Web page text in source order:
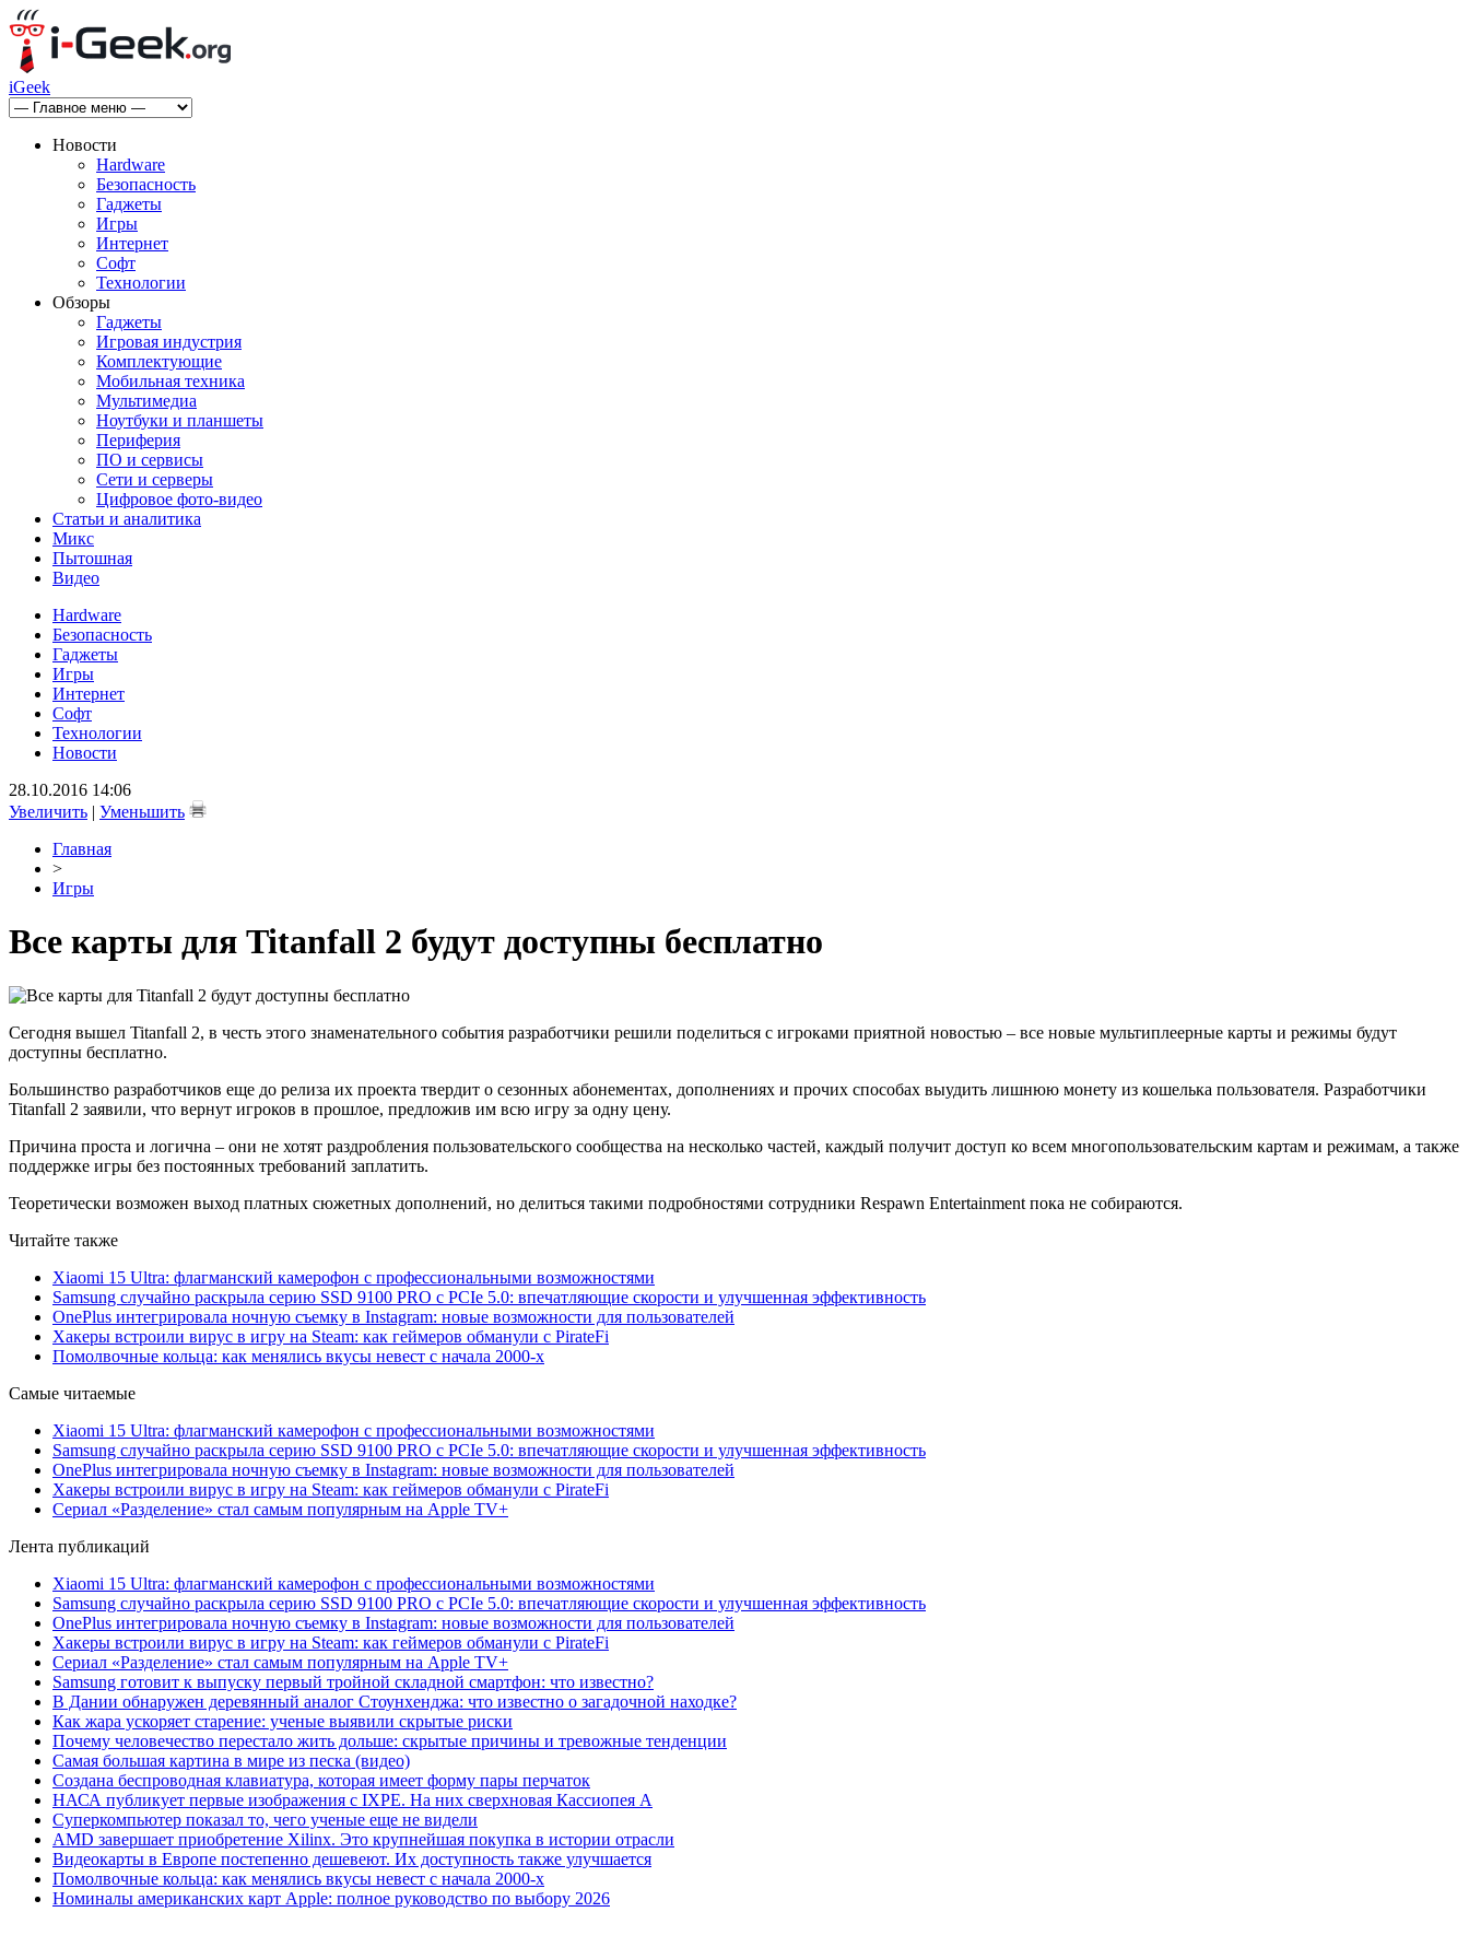
iGeek
Новости
Hardware
Безопасность
Гаджеты
Игры
Интернет
Софт
Технологии
Обзоры
Гаджеты
Игровая индустрия
Комплектующие
Мобильная техника
Мультимедиа
Ноутбуки и планшеты
Периферия
ПО и сервисы
Сети и серверы
Цифровое фото-видео
Статьи и аналитика
Микс
Пытошная
Видео
Hardware
Безопасность
Гаджеты
Игры
Интернет
Софт
Технологии
Новости
28.10.2016 14:06
Увеличить | Уменьшить
Главная
>
Игры
Все карты для Titanfall 2 будут доступны бесплатно
Сегодня вышел Titanfall 2, в честь этого знаменательного события разработчики решили поделиться с игроками приятной новостью – все новые мультиплеерные карты и режимы будут
доступны бесплатно.
Большинство разработчиков еще до релиза их проекта твердит о сезонных абонементах, дополнениях и прочих способах выудить лишнюю монету из кошелька пользователя. Разработчики
Titanfall 2 заявили, что вернут игроков в прошлое, предложив им всю игру за одну цену.
Причина проста и логична – они не хотят раздробления пользовательского сообщества на несколько частей, каждый получит доступ ко всем многопользовательским картам и режимам, а также
поддержке игры без постоянных требований заплатить.
Теоретически возможен выход платных сюжетных дополнений, но делиться такими подробностями сотрудники Respawn Entertainment пока не собираются.
Читайте также
Xiaomi 15 Ultra: флагманский камерофон с профессиональными возможностями
Samsung случайно раскрыла серию SSD 9100 PRO с PCIe 5.0: впечатляющие скорости и улучшенная эффективность
OnePlus интегрировала ночную съемку в Instagram: новые возможности для пользователей
Хакеры встроили вирус в игру на Steam: как геймеров обманули с PirateFi
Помолвочные кольца: как менялись вкусы невест с начала 2000-х
Самые читаемые
Xiaomi 15 Ultra: флагманский камерофон с профессиональными возможностями
Samsung случайно раскрыла серию SSD 9100 PRO с PCIe 5.0: впечатляющие скорости и улучшенная эффективность
OnePlus интегрировала ночную съемку в Instagram: новые возможности для пользователей
Хакеры встроили вирус в игру на Steam: как геймеров обманули с PirateFi
Сериал «Разделение» стал самым популярным на Apple TV+
Лента публикаций
Xiaomi 15 Ultra: флагманский камерофон с профессиональными возможностями
Samsung случайно раскрыла серию SSD 9100 PRO с PCIe 5.0: впечатляющие скорости и улучшенная эффективность
OnePlus интегрировала ночную съемку в Instagram: новые возможности для пользователей
Хакеры встроили вирус в игру на Steam: как геймеров обманули с PirateFi
Сериал «Разделение» стал самым популярным на Apple TV+
Samsung готовит к выпуску первый тройной складной смартфон: что известно?
В Дании обнаружен деревянный аналог Стоунхенджа: что известно о загадочной находке?
Как жара ускоряет старение: ученые выявили скрытые риски
Почему человечество перестало жить дольше: скрытые причины и тревожные тенденции
Самая большая картина в мире из песка (видео)
Создана беспроводная клавиатура, которая имеет форму пары перчаток
НАСА публикует первые изображения с IXPE. На них сверхновая Кассиопея А
Суперкомпьютер показал то, чего ученые еще не видели
AMD завершает приобретение Xilinx. Это крупнейшая покупка в истории отрасли
Видеокарты в Европе постепенно дешевеют. Их доступность также улучшается
Помолвочные кольца: как менялись вкусы невест с начала 2000-х
Номиналы американских карт Apple: полное руководство по выбору 2026